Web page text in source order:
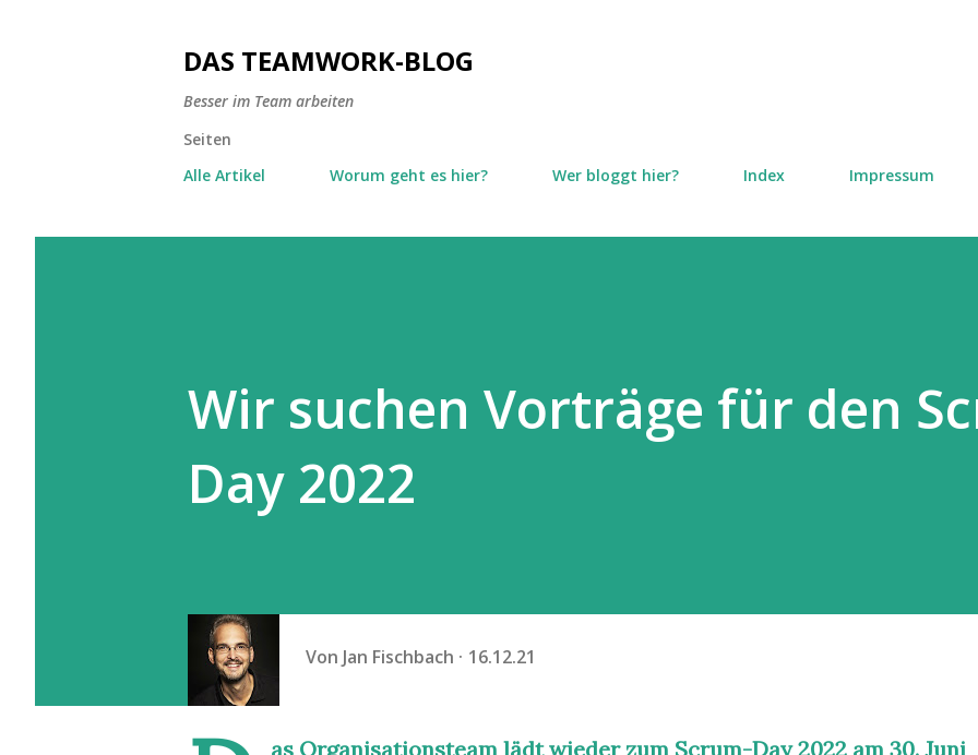
DAS TEAMWORK-BLOG
Besser im Team arbeiten
Seiten
Alle Artikel
Worum geht es hier? Wer bloggt hier? Index Impressum
Wir suchen Vorträge für den
Day 2022
Von Jan Fischbach 16.12.21
as Organisationsteam lädt wieder zum Scrum-Day 2022 am 30. Juni